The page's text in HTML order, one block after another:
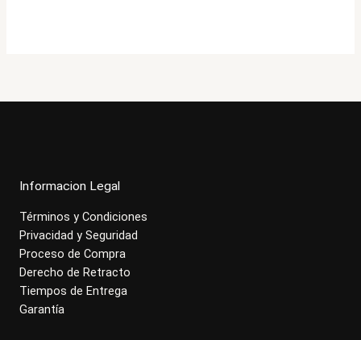
Informacion Legal
Términos y Condiciones
Privacidad y Seguridad
Proceso de Compra
Derecho de Retracto
Tiempos de Entrega
Garantía